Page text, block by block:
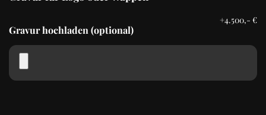
Gravur hochladen (optional)
+4.500,- €